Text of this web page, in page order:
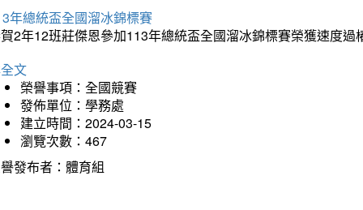
年總統盃全國溜冰錦標賽
2年12班莊傑恩參加113年總統盃全國溜冰錦標賽榮獲速度過
文
榮譽事項：全國競賽
發佈單位：學務處
建立時間：2024-03-15
瀏覽次數：467
發布者：體育組